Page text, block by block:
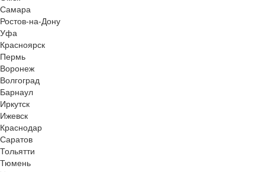
Самара
Ростов-на-Дону
Уфа
Красноярск
Пермь
Воронеж
Волгоград
Барнаул
Иркутск
Ижевск
Краснодар
Саратов
Тольятти
Тюмень